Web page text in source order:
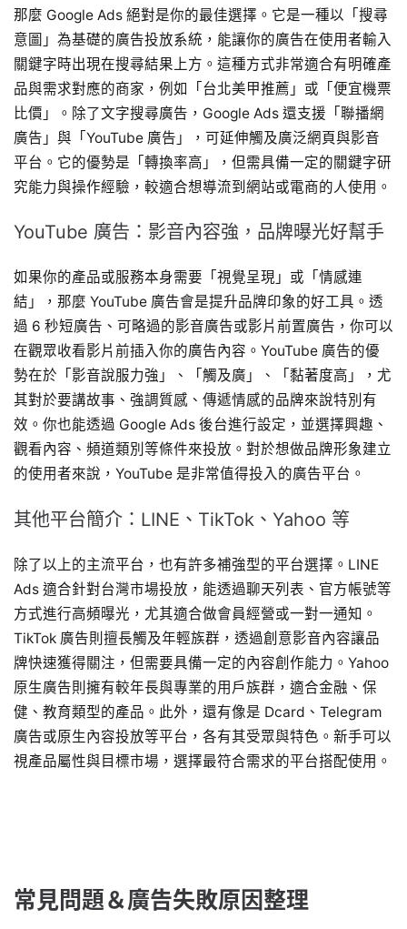
那麼 Google Ads 絕對是你的最佳選擇。它是一種以「搜尋
意圖」為基礎的廣告投放系統，能讓你的廣告在使用者輸入
關鍵字時出現在搜尋結果上方。這種方式非常適合有明確產
品與需求對應的商家，例如「台北美甲推薦」或「便宜機票
比價」。除了文字搜尋廣告，Google Ads 還支援「聯播網
廣告」與「YouTube 廣告」，可延伸觸及廣泛網頁與影音
平台。它的優勢是「轉換率高」，但需具備一定的關鍵字研
究能力與操作經驗，較適合想導流到網站或電商的人使用。
YouTube 廣告：影音內容強，品牌曝光好幫手
如果你的產品或服務本身需要「視覺呈現」或「情感連
結」，那麼 YouTube 廣告會是提升品牌印象的好工具。透
過 6 秒短廣告、可略過的影音廣告或影片前置廣告，你可以
在觀眾收看影片前插入你的廣告內容。YouTube 廣告的優
勢在於「影音說服力強」、「觸及廣」、「黏著度高」，尤
其對於要講故事、強調質感、傳遞情感的品牌來說特別有
效。你也能透過 Google Ads 後台進行設定，並選擇興趣、
觀看內容、頻道類別等條件來投放。對於想做品牌形象建立
的使用者來說，YouTube 是非常值得投入的廣告平台。
其他平台簡介：LINE、TikTok、Yahoo 等
除了以上的主流平台，也有許多補強型的平台選擇。LINE
Ads 適合針對台灣市場投放，能透過聊天列表、官方帳號等
方式進行高頻曝光，尤其適合做會員經營或一對一通知。
TikTok 廣告則擅長觸及年輕族群，透過創意影音內容讓品
牌快速獲得關注，但需要具備一定的內容創作能力。Yahoo
原生廣告則擁有較年長與專業的用戶族群，適合金融、保
健、教育類型的產品。此外，還有像是 Dcard、Telegram
廣告或原生內容投放等平台，各有其受眾與特色。新手可以
視產品屬性與目標市場，選擇最符合需求的平台搭配使用。
常見問題＆廣告失敗原因整理